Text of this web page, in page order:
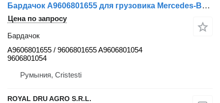
Бардачок A9606801655 для грузовика Mercedes-Benz
Цена по запросу
Бардачок
A9606801655 / 9606801655 A9606801054
9606801054
Румыния, Cristesti
ROYAL DRU AGRO S.R.L.